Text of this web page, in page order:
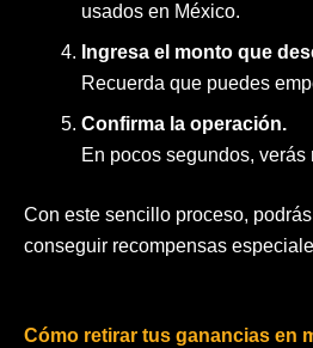
usados en México.
Ingresa el monto que
Recuerda que puedes
Confirma la operación.
En pocos segundos,
Con este sencillo proceso,
conseguir recompensas
Cómo retirar tus ganancias en